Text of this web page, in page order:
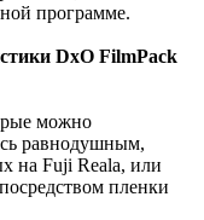
программе.
DxO FilmPack
можно
равнодушным,
на Fuji Reala, или
пленки